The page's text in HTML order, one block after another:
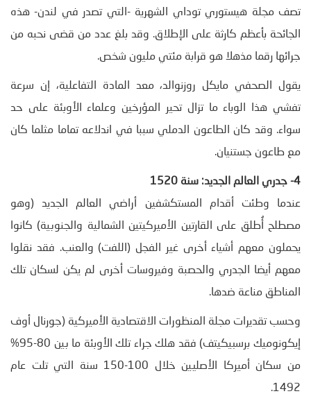
تصف مجلة هيستوري توداي الشهرية -التي تصدر في لندن- هذه
الجائحة بأعظم كارثة على الإطلاق. وقد بلغ عدد من قضى نحبه من
جرائها رقما مذهلا هو قرابة مئتي مليون شخص.
يقول الصحفي مايكل روزنوالد، معد المادة التفاعلية، إن سرعة
تفشي هذا الوباء ما تزال تحير المؤرخين وعلماء الأوبئة على حد
سواء. وقد كان الطاعون الدملي سببا في اندلاعه تماما مثلما كان
مع طاعون جستنيان.
4- جدري العالم الجديد: سنة 1520
عندما وطئت أقدام المستكشفين أراضي العالم الجديد (وهو
مصطلح أُطلق على القارتين الأميركيتين الشمالية والجنوبية) كانوا
يحملون معهم أشياء أخرى غير الفجل (اللفت) والعنب. فقد نقلوا
معهم أيضا الجدري والحصبة وفيروسات أخرى لم يكن لسكان تلك
المناطق مناعة ضدها.
وحسب تقديرات مجلة المنظورات الاقتصادية الأميركية (جورنال أوف
إيكونوميك برسبيكيتف) فقد هلك جراء تلك الأوبئة ما بين 80-95%
من سكان أميركا الأصليين خلال 100-150 سنة التي تلت عام
1492.